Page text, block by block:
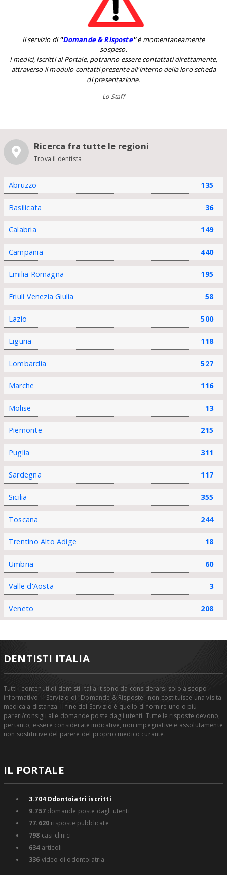
Il servizio di''Domande & Risposte''è momentaneamente
sospeso.
I medici, iscritti al Portale, potranno essere contattati direttamente,
attraverso il modulo contatti presente all'interno della loro scheda
di presentazione.
Lo Staff
Ricerca fra tutte le regioni
Trova il dentista
Abruzzo 135
Basilicata 36
Calabria 149
Campania 440
Emilia Romagna 195
Friuli Venezia Giulia 58
Lazio 500
Liguria 118
Lombardia 527
Marche 116
Molise 13
Piemonte 215
Puglia 311
Sardegna 117
Sicilia 355
Toscana 244
Trentino Alto Adige 18
Umbria 60
Valle d'Aosta 3
Veneto 208
DENTISTI ITALIA
Tutti i contenuti di dentisti-italia.it sono da considerarsi solo a scopo
informativo. Il Servizio di "Domande & Risposte" non costituisce una visita
medica a distanza. Il fine del Servizio è quello di fornire uno o più
pareri/consigli alle domande poste dagli utenti. Tutte le risposte devono,
pertanto, essere considerate indicative, non impegnative e assolutamente
non sostitutive del parere del proprio medico curante.
IL PORTALE
3.704Odontoiatri iscritti
9.757domande poste dagli utenti
77.620 risposte pubblicate
798 casi clinici
634 articoli
336 video di odontoiatria